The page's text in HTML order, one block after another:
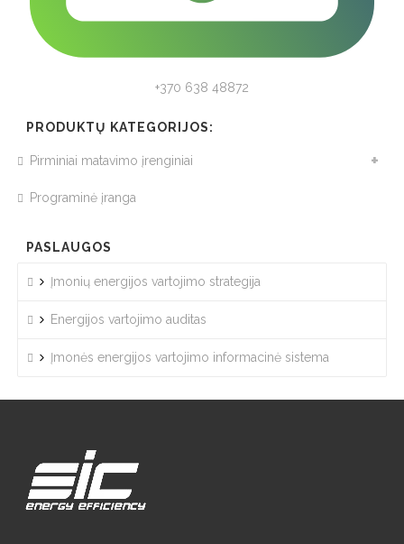
+370 638 48872
PRODUKTŲ KATEGORIJOS:
Pirminiai matavimo įrenginiai
Programinė įranga
PASLAUGOS
Įmonių energijos vartojimo strategija
Energijos vartojimo auditas
Įmonės energijos vartojimo informacinė sistema